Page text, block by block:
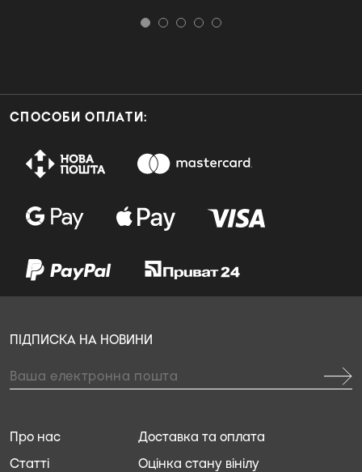
СПОСОБИ ОПЛАТИ:
Доставка та оплата
Оцінка стану вінілу
Про нас
Статті
ПІДПИСКА НА НОВИНИ